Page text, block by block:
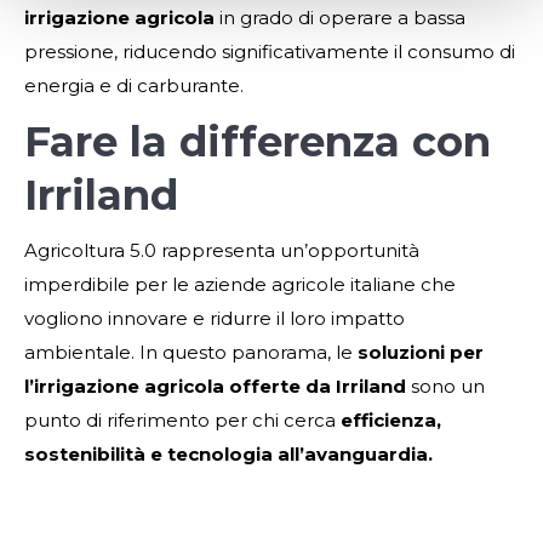
irrigazione agricola in grado di operare a bassa
pressione, riducendo significativamente il consumo di
energia e di carburante.
Fare la differenza con
Irriland
Agricoltura 5.0 rappresenta un’opportunità
imperdibile per le aziende agricole italiane che
vogliono innovare e ridurre il loro impatto
ambientale. In questo panorama, le soluzioni per
l’irrigazione agricola offerte da Irriland sono un
punto di riferimento per chi cerca efficienza,
sostenibilità e tecnologia all’avanguardia.